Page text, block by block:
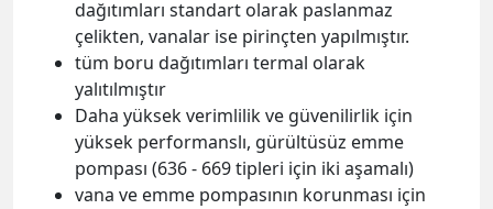
dağıtımları standart olarak paslanmaz
çelikten, vanalar ise pirinçten yapılmıştır.
tüm boru dağıtımları termal olarak
yalıtılmıştır
Daha yüksek verimlilik ve güvenilirlik için
yüksek performanslı, gürültüsüz emme
pompası (636 - 669 tipleri için iki aşamalı)
vana ve emme pompasının korunması için